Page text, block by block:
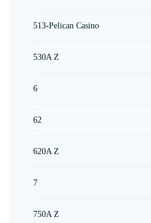
513-Pelican Casino
530A Z
6
62
620A Z
7
750A Z